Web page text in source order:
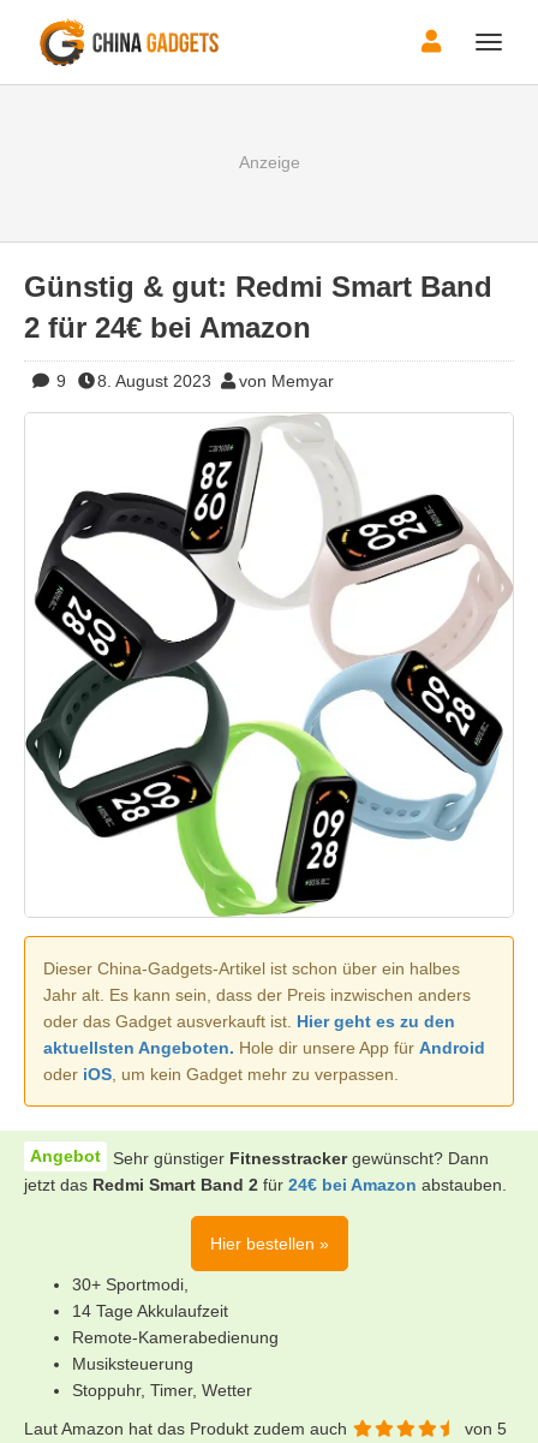
Toggle
Günstig & gut: Redmi Smart Band
2 für 24€ bei Amazon
9 8. August 2023 von Memyar
Dieser China-Gadgets-Artikel ist schon über ein halbes
Jahr alt. Es kann sein, dass der Preis inzwischen anders
oder das Gadget ausverkauft ist. Hier geht es zu den
aktuellsten Angeboten. Hole dir unsere App für Android
oder iOS , um kein Gadget mehr zu verpassen.
Sehr günstiger Fitnesstrackergewünscht? Dann
jetzt das Redmi Smart Band 2 für 24€ bei Amazon abstauben.
Hier bestellen »
30+ Sportmodi,
14 Tage Akkulaufzeit
Remote-Kamerabedienung
Musiksteuerung
Stoppuhr, Timer, Wetter
Laut Amazon hat das Produkt zudem auch
von 5